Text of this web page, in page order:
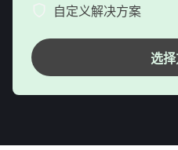
自定义解决方案
选